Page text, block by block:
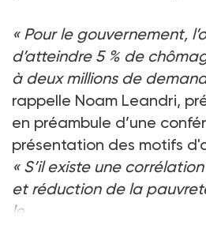
« Pour le gouvernement,
d’atteindre 5 % de
à deux millions de
rappelle Noam Leandri,
en préambule d’une
présentation des motifs
« S’il existe une
et réduction de la
le